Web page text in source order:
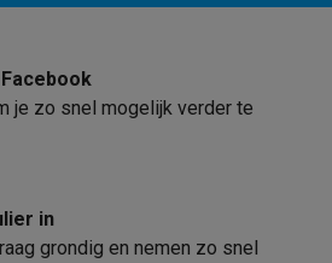
je zo snel mogelijk verder te
in
grondig en nemen zo snel